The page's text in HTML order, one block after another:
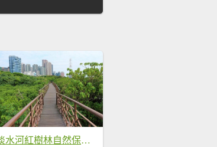
淡水河紅樹林自然保留區，社子島自行車道 延平河濱公園 中正紀念堂 台大椰林步道 板橋新月橋 大安森林